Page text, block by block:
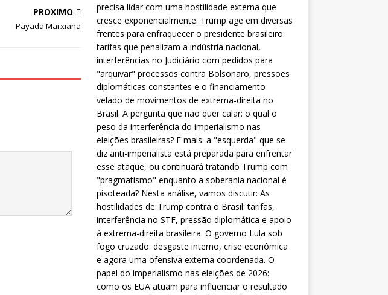
PRÓXIMO
Payada Marxiana
precisa lidar com uma hostilidade externa que
cresce exponencialmente. Trump age em diversas
frentes para enfraquecer o presidente brasileiro:
tarifas que penalizam a indústria nacional,
interferências no Judiciário com pedidos para
"arquivar" processos contra Bolsonaro, pressões
diplomáticas constantes e o financiamento
velado de movimentos de extrema-direita no
Brasil. A pergunta que não quer calar: o qual o
peso da interferência do imperialismo nas
eleições brasileiras? E mais: a "esquerda" que se
diz anti-imperialista está preparada para enfrentar
esse ataque, ou continuará tratando Trump com
"pragmatismo" enquanto a soberania nacional é
pisoteada? Nesta análise, vamos discutir: As
hostilidades de Trump contra o Brasil: tarifas,
interferência no STF, pressão diplomática e apoio
à extrema-direita brasileira. O governo Lula sob
fogo cruzado: desgaste interno, crise econômica
e agora uma ofensiva externa coordenada. O
papel do imperialismo nas eleições de 2026:
como os EUA atuam para influenciar o resultado